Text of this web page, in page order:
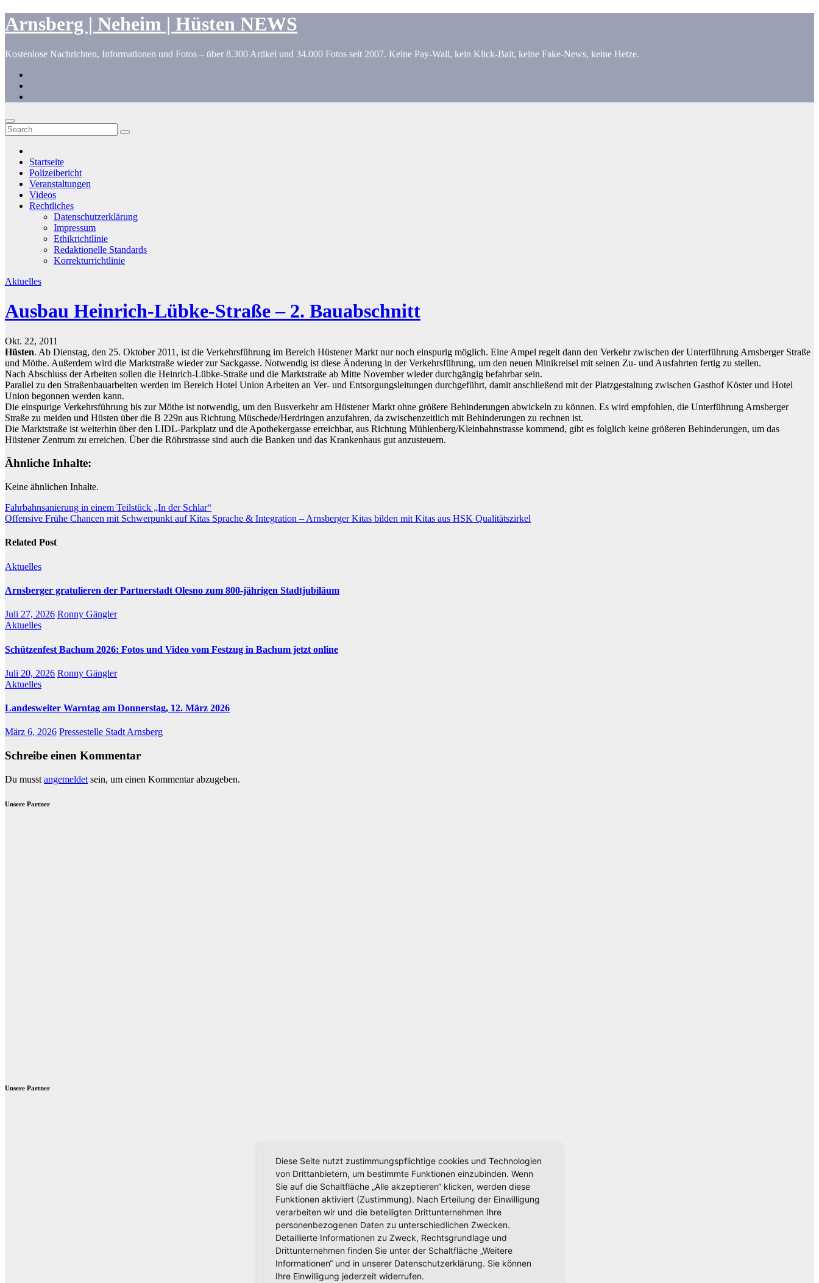
Inhalt
springen
Skip
to
Arnsberg | Neheim | Hüsten NEWS
Kostenlose Nachrichten, Informationen und Fotos – über 8.300 Artikel und 34.000 Fotos seit 2007. Keine Pay-Wall, kein Klick-Bait, keine Fake-News, keine Hetze.
Startseite
Polizeibericht
Veranstaltungen
Videos
Rechtliches
Datenschutzerklärung
Impressum
Ethikrichtlinie
Redaktionelle Standards
Korrekturrichtlinie
Aktuelles
Ausbau Heinrich-Lübke-Straße – 2. Bauabschnitt
Okt. 22, 2011
Hüsten. Ab Dienstag, den 25. Oktober 2011, ist die Verkehrsführung im Bereich Hüstener Markt nur noch einspurig möglich. Eine Ampel regelt dann den Verkehr zwischen der Unterführung Arnsberger Straße
und Möthe. Außerdem wird die Marktstraße wieder zur Sackgasse. Notwendig ist diese Änderung in der Verkehrsführung, um den neuen Minikreisel mit seinen Zu- und Ausfahrten fertig zu stellen.
Nach Abschluss der Arbeiten sollen die Heinrich-Lübke-Straße und die Marktstraße ab Mitte November wieder durchgängig befahrbar sein.
Parallel zu den Straßenbauarbeiten werden im Bereich Hotel Union Arbeiten an Ver- und Entsorgungsleitungen durchgeführt, damit anschließend mit der Platzgestaltung zwischen Gasthof Köster und Hotel
Union begonnen werden kann.
Die einspurige Verkehrsführung bis zur Möthe ist notwendig, um den Busverkehr am Hüstener Markt ohne größere Behinderungen abwickeln zu können. Es wird empfohlen, die Unterführung Arnsberger
Straße zu meiden und Hüsten über die B 229n aus Richtung Müschede/Herdringen anzufahren, da zwischenzeitlich mit Behinderungen zu rechnen ist.
Die Marktstraße ist weiterhin über den LIDL-Parkplatz und die Apothekergasse erreichbar, aus Richtung Mühlenberg/Kleinbahnstrasse kommend, gibt es folglich keine größeren Behinderungen, um das
Hüstener Zentrum zu erreichen. Über die Röhrstrasse sind auch die Banken und das Krankenhaus gut anzusteuern.
Ähnliche Inhalte:
Keine ähnlichen Inhalte.
Beitragsnavigation
Fahrbahnsanierung in einem Teilstück „In der Schlar“
Offensive Frühe Chancen mit Schwerpunkt auf Kitas Sprache & Integration – Arnsberger Kitas bilden mit Kitas aus HSK Qualitätszirkel
Related Post
Aktuelles
Arnsberger gratulieren der Partnerstadt Olesno zum 800-jährigen Stadtjubiläum
Juli 27, 2026 Ronny Gängler
Aktuelles
Schützenfest Bachum 2026: Fotos und Video vom Festzug in Bachum jetzt online
Juli 20, 2026 Ronny Gängler
Aktuelles
Landesweiter Warntag am Donnerstag, 12. März 2026
März 6, 2026 Pressestelle Stadt Arnsberg
Schreibe einen Kommentar
Du musst angemeldet sein, um einen Kommentar abzugeben.
Unsere Partner
Unsere Partner
Diese Seite nutzt zustimmungspflichtige cookies und Technologien
von Drittanbietern, um bestimmte Funktionen einzubinden. Wenn
Sie auf die Schaltfläche „Alle akzeptieren“ klicken, werden diese
Funktionen aktiviert (Zustimmung). Nach Erteilung der Einwilligung
verarbeiten wir und die beteiligten Drittunternehmen Ihre
personenbezogenen Daten zu unterschiedlichen Zwecken.
Detaillierte Informationen zu Zweck, Rechtsgrundlage und
Drittunternehmen finden Sie unter der Schaltfläche „Weitere
Informationen“ und in unserer Datenschutzerklärung. Sie können
Ihre Einwilligung jederzeit widerrufen.